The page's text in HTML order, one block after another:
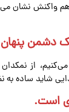
واکنش نشان
یک دشمن
از
شاید ساده به
است.